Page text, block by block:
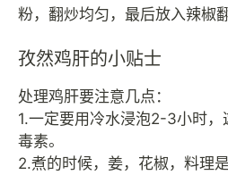
粉，翻炒均匀，最后放入辣椒
孜然鸡肝的小贴士
处理鸡肝要注意几点：
1.一定要用冷水浸泡2-3小时
毒素。
2.煮的时候，姜，花椒，料理